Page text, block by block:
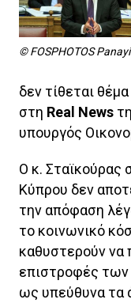
© FOSPHOTOS
δεν τίθεται
στη Real News
υπουργός
Ο κ. Σταϊκούρας
Κύπρου δεν
την απόφαση
το κοινωνικό
καθυστερούν να
επιστροφές των
ως υπεύθυνα τα